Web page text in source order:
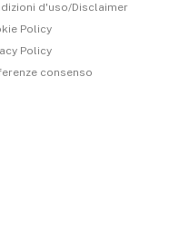
d'uso/Disclaimer
Policy
Policy
consenso